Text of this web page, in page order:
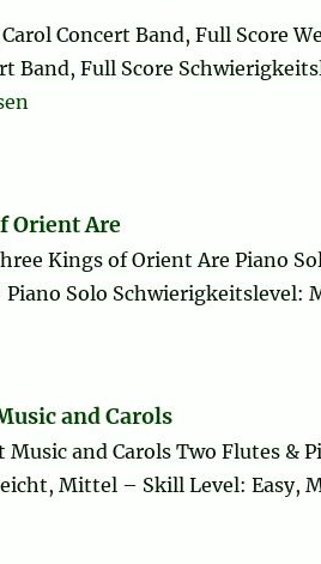
Concert Band, Full Score
Band, Full Score
Carol“
Orient Are
Kings of Orient Are Piano
Solo
and Carols
Music and Carols Two Flutes &
Mittel – Skill Level: Easy,